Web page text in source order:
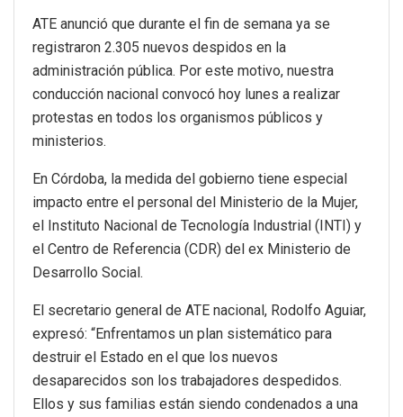
ATE anunció que durante el fin de semana ya se
registraron 2.305 nuevos despidos en la
administración pública. Por este motivo, nuestra
conducción nacional convocó hoy lunes a realizar
protestas en todos los organismos públicos y
ministerios.
En Córdoba, la medida del gobierno tiene especial
impacto entre el personal del Ministerio de la Mujer,
el Instituto Nacional de Tecnología Industrial (INTI) y
el Centro de Referencia (CDR) del ex Ministerio de
Desarrollo Social.
El secretario general de ATE nacional, Rodolfo Aguiar,
expresó: “Enfrentamos un plan sistemático para
destruir el Estado en el que los nuevos
desaparecidos son los trabajadores despedidos.
Ellos y sus familias están siendo condenados a una